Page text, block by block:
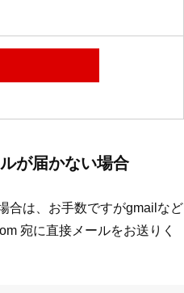
が届かない場合
合は、お手数ですがgmailなど
宛に直接メールをお送りく